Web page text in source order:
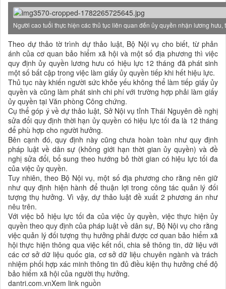
Người cao tuổi thực hiện các thủ tục liên quan đến ủy quyền nhận lương hưu,
Theo dự thảo tờ trình dự thảo luật, Bộ Nội vụ cho biết, từ phản
ánh của cơ quan bảo hiểm xã hội và một số địa phương thì việc
quy định ủy quyền lương hưu có hiệu lực 12 tháng đã phát sinh
một số bất cập trong việc làm giấy ủy quyền tiếp khi hết hiệu lực.
Thủ tục này khiến người sức khỏe yếu không thể làm tiếp giấy ủy
quyền và cũng làm phát sinh chi phí với trường hợp phải làm giấy
ủy quyền tại Văn phòng Công chứng.
Cụ thể góp ý về dự thảo luật, Sở Nội vụ tỉnh Thái Nguyên đề nghị
sửa đổi quy định thời hạn ủy quyền có hiệu lực tối đa là 12 tháng
để phù hợp cho người hưởng.
Bên cạnh đó, quy định này cũng chưa hoàn toàn như quy định
pháp luật về dân sự (không giới hạn thời gian ủy quyền) và đề
nghị sửa đổi, bổ sung theo hướng bỏ thời gian có hiệu lực tối đa
của việc ủy quyền.
Tuy nhiên, theo Bộ Nội vụ, một số địa phương cho rằng nên giữ
như quy định hiện hành để thuận lợi trong công tác quản lý đối
tượng thụ hưởng. Vì vậy, dự thảo luật đề xuất 2 phương án như
nêu trên.
Với việc bỏ hiệu lực tối đa của việc ủy quyền, việc thực hiện ủy
quyền theo quy định của pháp luật về dân sự, Bộ Nội vụ cho rằng
việc quản lý đối tượng thụ hưởng phải được cơ quan bảo hiểm xã
hội thực hiện thông qua việc kết nối, chia sẻ thông tin, dữ liệu với
các cơ sở dữ liệu quốc gia, cơ sở dữ liệu chuyên ngành và trách
nhiệm phối hợp xác minh thông tin đủ điều kiện thụ hưởng chế độ
bảo hiểm xã hội của người thụ hưởng.
dantri.com.vnXem link nguồn